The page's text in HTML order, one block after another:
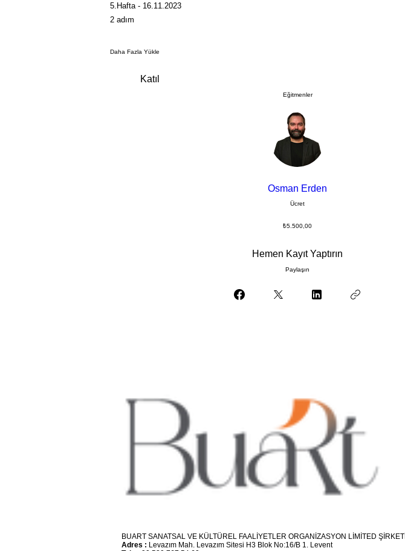
5.Hafta - 16.11.2023
.
2 adım
Daha Fazla Yükle
Katıl
Eğitmenler
Osman Erden
Ücret
₺5.500,00
Hemen Kayıt Yaptırın
Paylaşın
BUART SANATSAL VE KÜLTÜREL FAALİYETLER ORGANİZASYON LİMİTED ŞİRKETİ
Adres : Levazım Mah. Levazım Sitesi H3 Blok No:16/B 1. Levent